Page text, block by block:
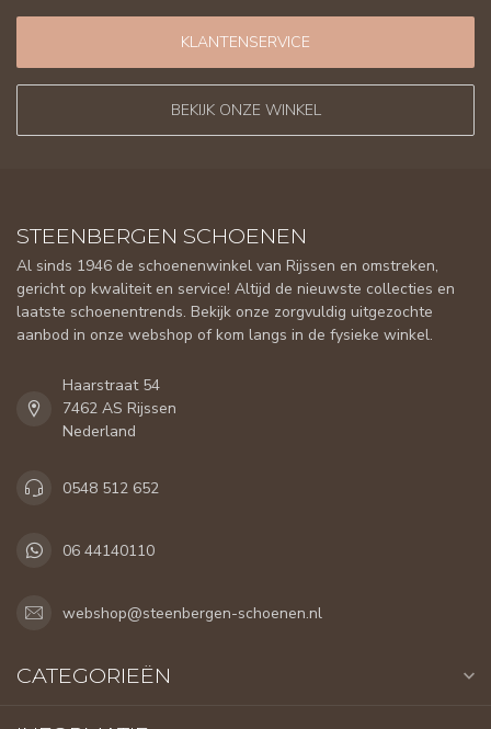
KLANTENSERVICE
BEKIJK ONZE WINKEL
STEENBERGEN SCHOENEN
Al sinds 1946 de schoenenwinkel van Rijssen en omstreken,
gericht op kwaliteit en service! Altijd de nieuwste collecties en
laatste schoenentrends. Bekijk onze zorgvuldig uitgezochte
aanbod in onze webshop of kom langs in de fysieke winkel.
Haarstraat 54
7462 AS Rijssen
Nederland
0548 512 652
06 44140110
webshop@steenbergen-schoenen.nl
CATEGORIEËN